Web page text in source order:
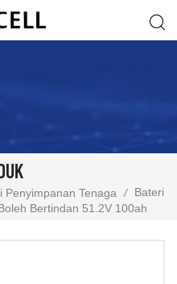
Penyimpanan Tenaga /
Bateri
Bertindan 51.2V 100ah